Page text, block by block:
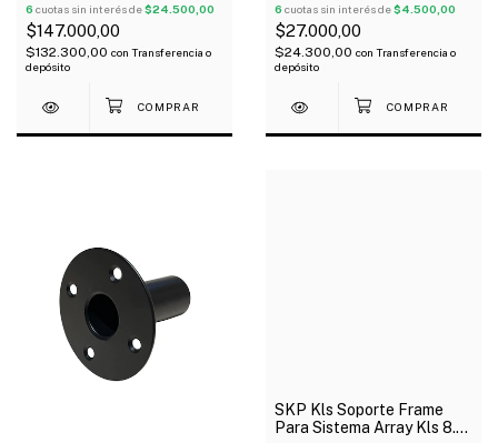
Reforzado
6 cuotas sin interés de$24.500,00
$147.000,00
$132.300,00 con Transferencia o
depósito
6 cuotas sin interés de$4.500,00
$27.000,00
$24.300,00 con Transferencia o
depósito
SKP Kls Soporte Frame
Para Sistema Array Kls 8.3